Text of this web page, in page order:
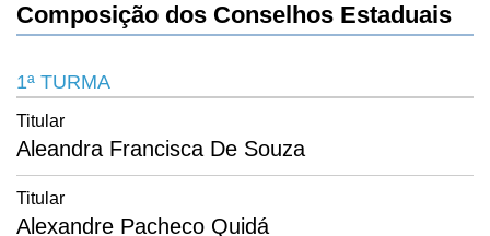
Composição dos Conselhos Estaduais
1ª TURMA
Titular
Aleandra Francisca De Souza
Titular
Alexandre Pacheco Quidá